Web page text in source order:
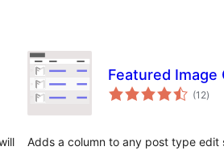
Featured Image
(12totais
)
Adds a column to any post type